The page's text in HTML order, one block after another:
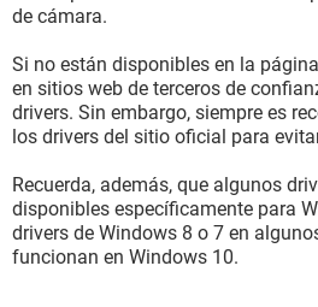
de cámara.
Si no están disponibles en la
en sitios web de terceros de
drivers. Sin embargo, siempre es
los drivers del sitio oficial para
Recuerda, además, que algunos
disponibles específicamente para
drivers de Windows 8 o 7 en
funcionan en Windows 10.